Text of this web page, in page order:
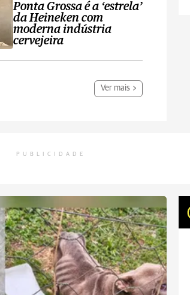
Ponta Grossa é a ‘estrela’
da Heineken com
moderna indústria
cervejeira
Ver mais
PUBLICIDADE